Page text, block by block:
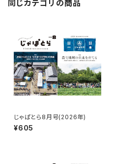
同じカテゴリの商品
じゃぱとら8月号(2026年)
¥605